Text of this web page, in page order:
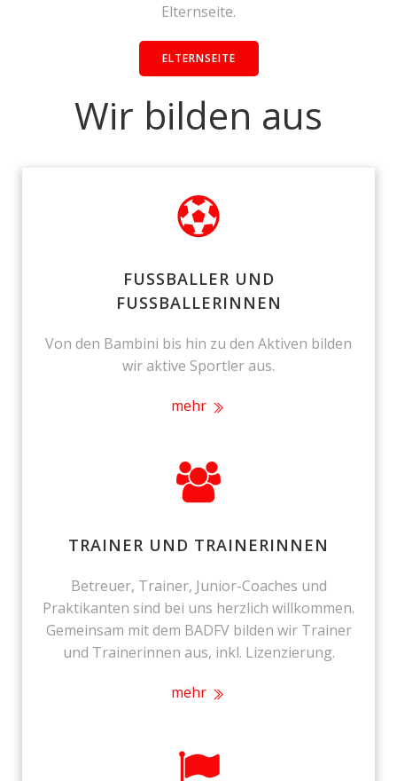
Elternseite.
ELTERNSEITE
Wir bilden aus
FUSSBALLER UND
FUSSBALLERINNEN
Von den Bambini bis hin zu den Aktiven bilden
wir aktive Sportler aus.
mehr
TRAINER UND TRAINERINNEN
Betreuer, Trainer, Junior-Coaches und
Praktikanten sind bei uns herzlich willkommen.
Gemeinsam mit dem BADFV bilden wir Trainer
und Trainerinnen aus, inkl. Lizenzierung.
mehr